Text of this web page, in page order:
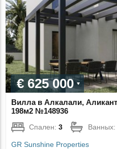
€ 625 000
Вилла в Алкалали,
198м2 №148936
Спален:3
GR Sunshine Properties